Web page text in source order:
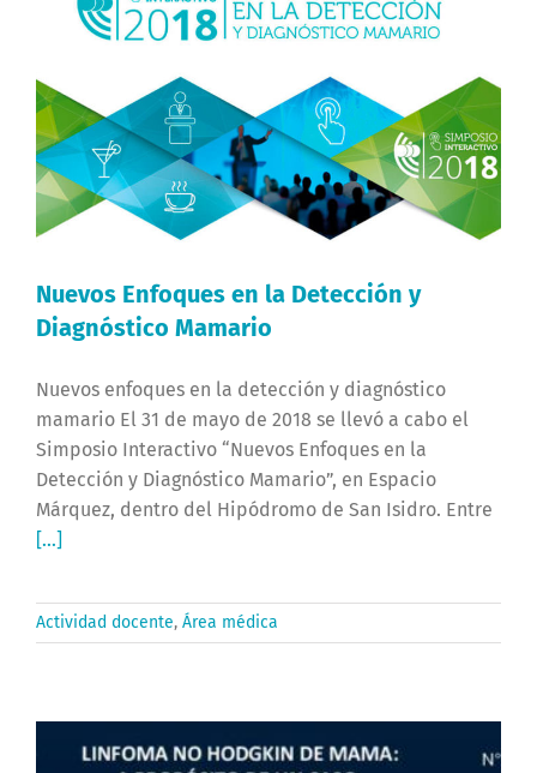
Nuevos Enfoques en la Detección y
Diagnóstico Mamario
Nuevos enfoques en la detección y diagnóstico
mamario El 31 de mayo de 2018 se llevó a cabo el
Simposio Interactivo “Nuevos Enfoques en la
Detección y Diagnóstico Mamario”, en Espacio
Márquez, dentro del Hipódromo de San Isidro. Entre
[...]
Actividad docente, Área médica